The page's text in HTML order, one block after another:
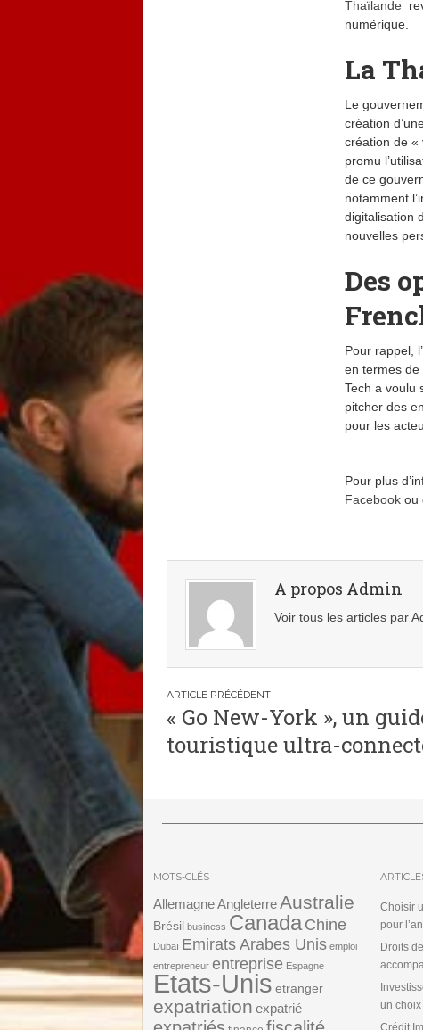
Thaïlande
numérique.
La
Le
création
création de «
promu
de ce
notamment
digitalisation
nouvelles
Des
Pour rappel,
en termes de
Tech a voulu
pitcher des
pour les
Pour plus
Facebook ou
A propos Admin
Voir tous les articles par
Navigation
de
« Go New-York », un
touristique ultra-
MOTS-CLÉS
AllemagneAngleterreAustralie
Brésil business CanadaChine
Dubaï Emirats Arabes Unis emploi
entrepreneur entreprise Espagne
Etats-Unis etranger
expatriation expatrié
Choisir
pour
Droits
un
Crédit